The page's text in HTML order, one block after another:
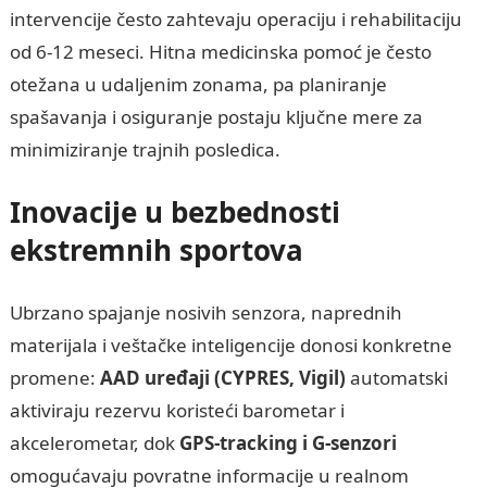
intervencije često zahtevaju operaciju i rehabilitaciju
od 6-12 meseci. Hitna medicinska pomoć je često
otežana u udaljenim zonama, pa planiranje
spašavanja i osiguranje postaju ključne mere za
minimiziranje trajnih posledica.
Inovacije u bezbednosti
ekstremnih sportova
Ubrzano spajanje nosivih senzora, naprednih
materijala i veštačke inteligencije donosi konkretne
promene: AAD uređaji (CYPRES, Vigil) automatski
aktiviraju rezervu koristeći barometar i
akcelerometar, dok GPS‑tracking i G‑senzori
omogućavaju povratne informacije u realnom